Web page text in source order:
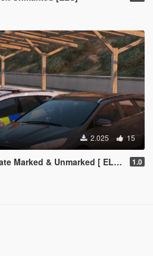
2.025 15
& Unmarked [ ELS | REPLACE ] 1.0